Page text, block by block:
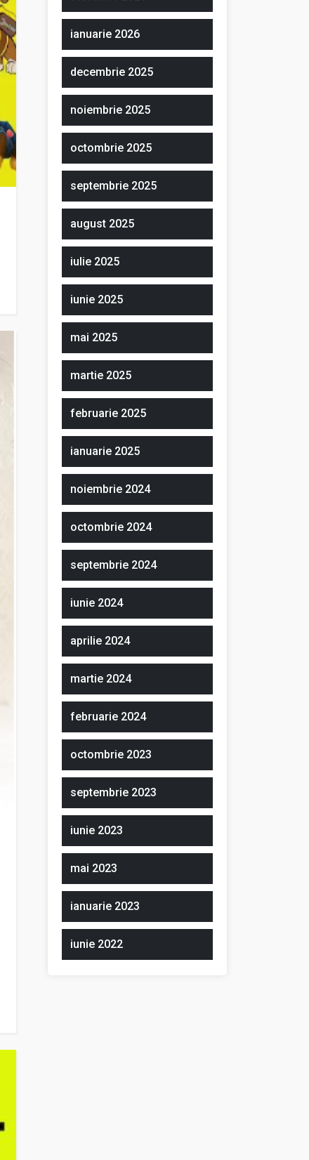
ianuarie 2026
decembrie 2025
noiembrie 2025
octombrie 2025
septembrie 2025
august 2025
iulie 2025
iunie 2025
mai 2025
martie 2025
februarie 2025
ianuarie 2025
noiembrie 2024
octombrie 2024
septembrie 2024
iunie 2024
aprilie 2024
martie 2024
februarie 2024
octombrie 2023
septembrie 2023
iunie 2023
mai 2023
ianuarie 2023
iunie 2022